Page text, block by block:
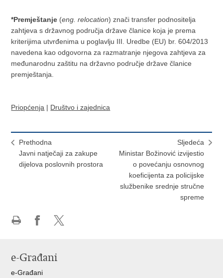
*Premještanje (eng. relocation) znači transfer podnositelja
zahtjeva s državnog područja države članice koja je prema
kriterijima utvrđenima u poglavlju III. Uredbe (EU) br. 604/2013
navedena kao odgovorna za razmatranje njegova zahtjeva za
međunarodnu zaštitu na državno područje države članice
premještanja.
Priopćenja | Društvo i zajednica
Prethodna
Javni natječaji za zakupe
dijelova poslovnih prostora
Sljedeća
Ministar Božinović izvijestio
o povećanju osnovnog
koeficijenta za policijske
službenike srednje stručne
spreme
Facebooku
X-
e-Građani
e-Građani